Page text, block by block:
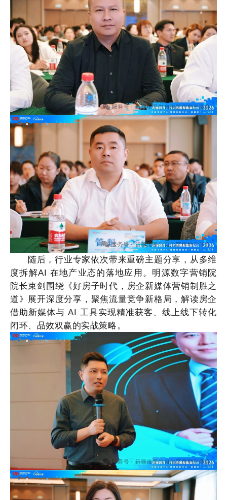
随后，行业专家依次带来重磅主题分享，从多维
度拆解AI 在地产业态的落地应用。明源数字营销院
院长束剑围绕《好房子时代，房企新媒体营销制胜之
道》展开深度分享，聚焦流量竞争新格局，解读房企
借助新媒体与 AI 工具实现精准获客、线上线下转化
闭环、品效双赢的实战策略。